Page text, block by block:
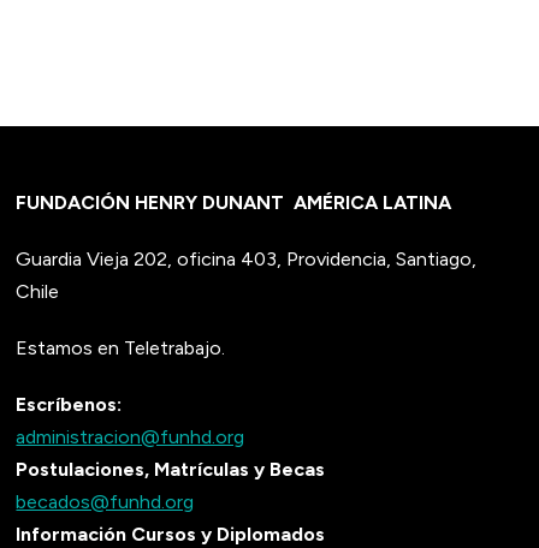
FUNDACIÓN HENRY DUNANTAMÉRICA LATINA
Guardia Vieja 202, oficina 403, Providencia, Santiago,
Chile
Estamos en Teletrabajo.
Escríbenos:
administracion@funhd.org
Postulaciones, Matrículas y Becas
becados@funhd.org
Información Cursos y Diplomados